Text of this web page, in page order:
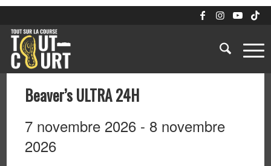
Beaver’s ULTRA 24H
7 novembre 2026 - 8 novembre
2026